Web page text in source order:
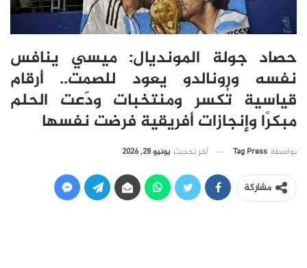
حصاد جولة المونديال: ميسي ينافس
نفسه ورونالدو يعود للصمت.. أرقام
قياسية تُكسر ومنتخبات ودّعت الحلم
مبكرًا وإنجازات أفريقية فرضت نفسها
بواسطة Tag Press آخر تحديث يونيو 28, 2026
مشاركة